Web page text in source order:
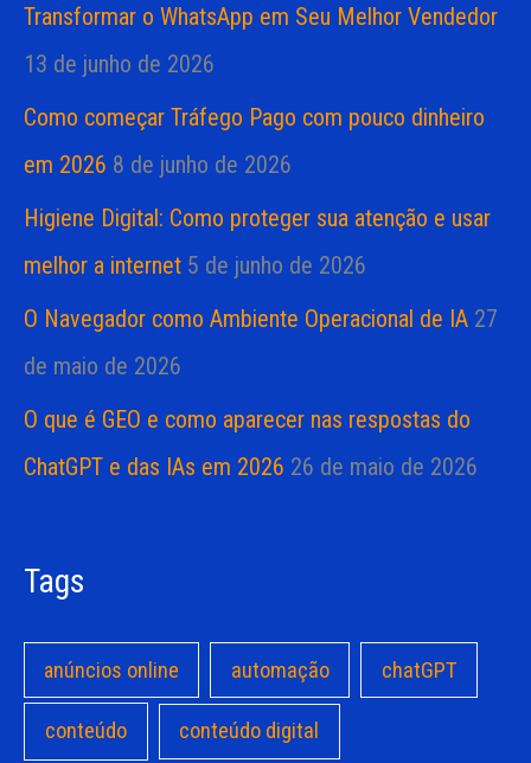
Transformar o WhatsApp em Seu Melhor Vendedor
13 de junho de 2026
Como começar Tráfego Pago com pouco dinheiro
em 2026 8 de junho de 2026
Higiene Digital: Como proteger sua atenção e usar
melhor a internet 5 de junho de 2026
O Navegador como Ambiente Operacional de IA 27
de maio de 2026
O que é GEO e como aparecer nas respostas do
ChatGPT e das IAs em 2026 26 de maio de 2026
Tags
anúncios online automação chatGPT
conteúdo conteúdo digital